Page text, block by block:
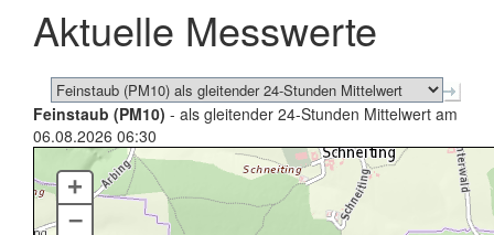
schließen
Aktuelle Messwerte
Feinstaub (PM10) - als gleitender 24-Stunden Mittelwert am
06.08.2026 06:30
+
–